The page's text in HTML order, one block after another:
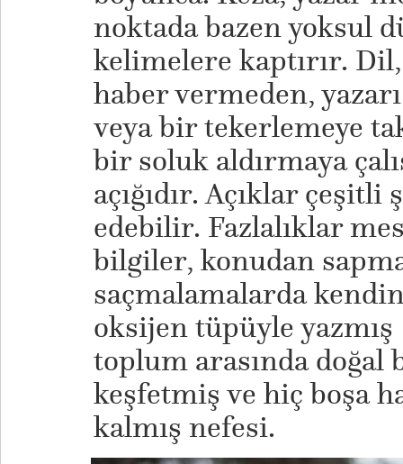
noktada bazen yoksul
kelimelere kaptırır.
haber vermeden,
veya bir tekerlemeye
bir soluk aldırmaya
açığıdır. Açıklar
edebilir. Fazlalıklar
bilgiler, konudan
saçmalamalarda
oksijen tüpüyle yazmış
toplum arasında
keşfetmiş ve hiç boşa
kalmış nefesi.